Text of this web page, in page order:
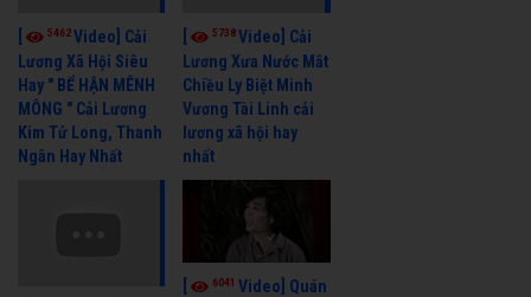
5462Video] Cải
Lương Xã Hội Siêu
Hay " BỂ HẬN MÊNH
MÔNG " Cải Lương
Kim Tử Long, Thanh
Ngân Hay Nhất
5738Video] Cải
Lương Xưa Nước Mắt
Chiều Ly Biệt Minh
Vương Tài Linh cải
lương xã hội hay
nhất
6041Video] Quán